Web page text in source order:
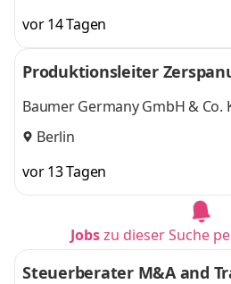
vor 14 Tagen
Produktionsleiter
Baumer Germany GmbH & Co.
Berlin
vor 13 Tagen
Jobszu dieser Suche
Steuerberater M&A and